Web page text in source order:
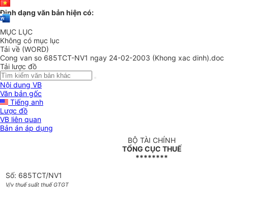
Định dạng văn bản hiện có:
MỤC LỤC
Không có mục lục
Tải về (WORD)
Cong van so 685TCT-NV1 ngay 24-02-2003 (Khong xac dinh).doc
Tải lược đồ
Nội dung VB
Văn bản gốc
Tiếng anh
Lược đồ
VB liên quan
Bản án áp dụng
BỘ TÀI CHÍNH
TỔNG CỤC THUẾ
********
Số: 685TCT/NV1
V/v thuế suất thuế GTGT